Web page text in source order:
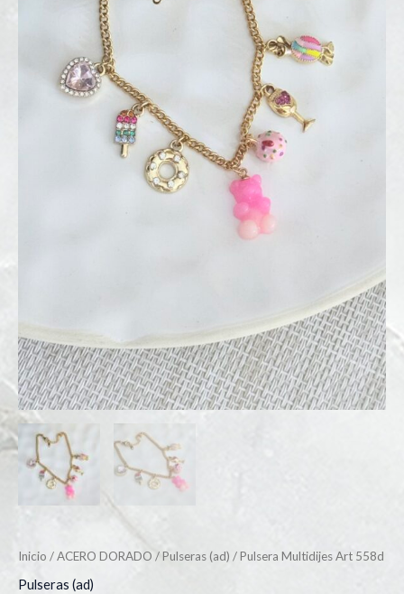
Inicio /ACERO DORADO /Pulseras (ad) / Pulsera Multidijes Art 558d
Pulseras (ad)